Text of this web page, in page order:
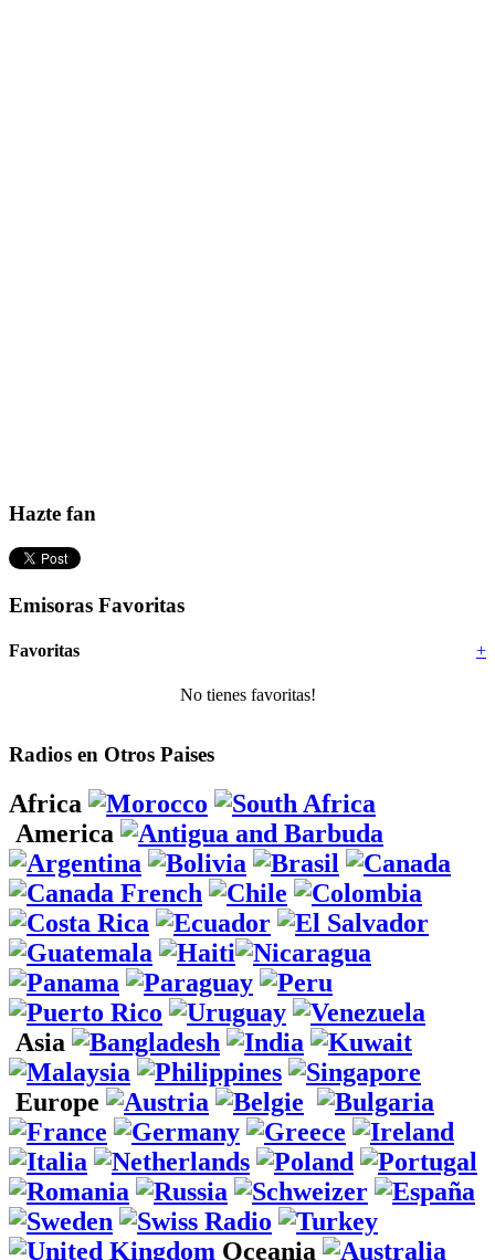
Hazte fan
Emisoras Favoritas
+
Favoritas
No tienes favoritas!
Radios en Otros Paises
Africa
America
Asia
Europe
Oceania